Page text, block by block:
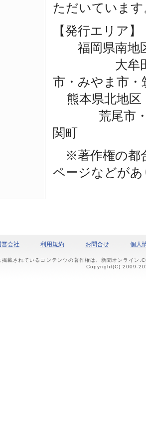
ただいています
【発行エリア】
福岡県南地
大牟田市
市・みやま市・
熊本県北地区
荒尾市・玉
関町
※著作権の都
ページなどが
営会社 利用規約 お問合せ 個人
載されているコンテンツの著作権は、新聞オンライン
Copyright(C) 2009-